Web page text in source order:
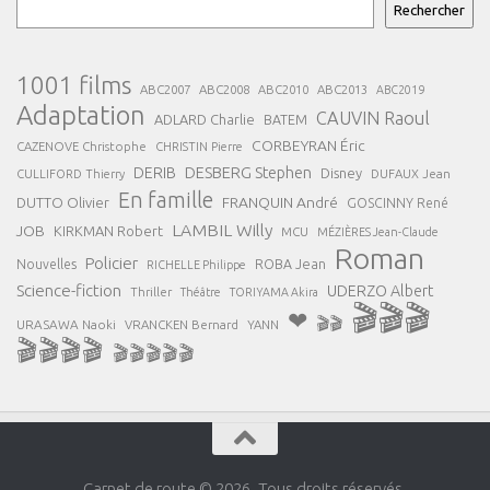
Rechercher
1001 films ABC2007 ABC2008 ABC2010 ABC2013 ABC2019
Adaptation ADLARD Charlie BATEM CAUVIN Raoul
CAZENOVE Christophe CHRISTIN Pierre CORBEYRAN Éric
CULLIFORD Thierry DERIB DESBERG Stephen Disney DUFAUX Jean
DUTTO Olivier En famille FRANQUIN André GOSCINNY René
JOB KIRKMAN Robert LAMBIL Willy MCU MÉZIÈRES Jean-Claude
Nouvelles Policier RICHELLE Philippe ROBA Jean Roman
Science-fiction Thriller Théâtre TORIYAMA Akira UDERZO Albert
URASAWA Naoki VRANCKEN Bernard YANN ❤ 🎬🎬 🎬🎬🎬
🎬🎬🎬🎬 🎬🎬🎬🎬🎬